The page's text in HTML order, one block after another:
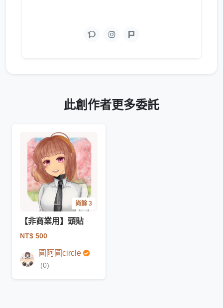
此創作者更多委託
尚餘 3
【非商業用】頭貼
NT$ 500
圓阿圓circle
(0)